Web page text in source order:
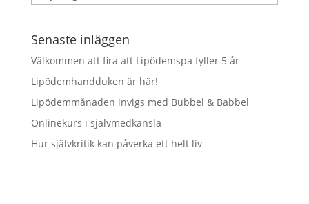
Senaste inläggen
Välkommen att fira att Lipödemspa fyller 5 år
Lipödemhandduken är här!
Lipödemmånaden invigs med Bubbel & Babbel
Onlinekurs i självmedkänsla
Hur självkritik kan påverka ett helt liv